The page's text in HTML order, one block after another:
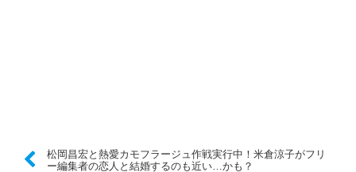
松岡昌宏と熱愛カモフラージュ作戦実行中！米倉涼子がフリ
ー編集者の恋人と結婚するのも近い…かも？